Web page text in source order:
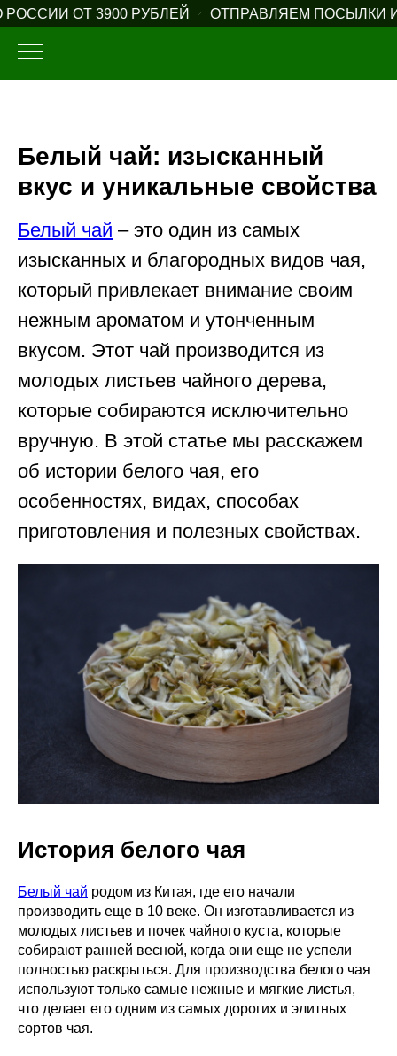
ОТ 3900 РУБЛЕЙ ОТПРАВЛЯЕМ ПОСЫЛКИ И
Белый чай: изысканный
вкус и уникальные свойства
Белый чай – это один из самых
изысканных и благородных видов чая,
который привлекает внимание своим
нежным ароматом и утонченным
вкусом. Этот чай производится из
молодых листьев чайного дерева,
которые собираются исключительно
вручную. В этой статье мы расскажем
об истории белого чая, его
особенностях, видах, способах
приготовления и полезных свойствах.
История белого чая
Белый чай родом из Китая, где его начали
производить еще в 10 веке. Он изготавливается из
молодых листьев и почек чайного куста, которые
собирают ранней весной, когда они еще не успели
полностью раскрыться. Для производства белого чая
используют только самые нежные и мягкие листья,
что делает его одним из самых дорогих и элитных
сортов чая.